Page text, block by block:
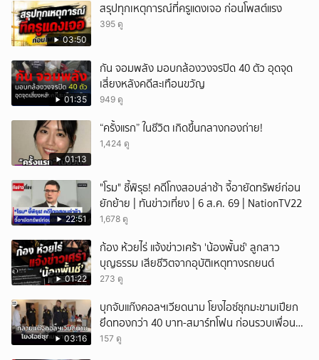
03:50
สรุปทุกเหตุการณ์ที่ครูแดงเจอ ก่อนโพสต์แรง
395 ดู
01:35
กัน จอมพลัง มอบกล้องวงจรปิด 40 ตัว อุดจุด
เสี่ยงหลังคดีสะเทือนขวัญ
949 ดู
01:13
“ครั้งแรก” ในชีวิต เกิดขึ้นกลางกองถ่าย!
1,424 ดู
22:51
"โรม" ชี้พิรุธ! คดีโกงสอบล่าช้า จี้อายัดทรัพย์ก่อน
ยักย้าย | ทันข่าวเที่ยง | 6 ส.ค. 69 | NationTV22
1,678 ดู
01:22
ก้อง ห้วยไร่ แจ้งข่าวเศร้า 'น้องพั้นช์' ลูกสาว
บุญธรรม เสียชีวิตจากอุบัติเหตุทางรถยนต์
273 ดู
03:16
บุกจับแก๊งคอลฯเวียดนาม โยงไอซ์ซุกมะขามเปียก
ยึดทองกว่า 40 บาท-สมาร์ทโฟน ก่อนรวบเพื่อน
ร่วมทีมหอบเงิน 1.5 แสนติดสินบนคาโรงพัก
157 ดู